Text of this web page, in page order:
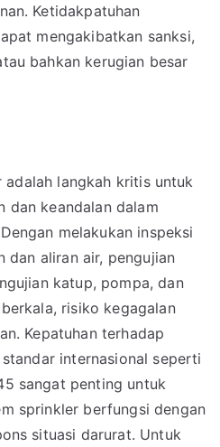
Ketidakpatuhan
mengakibatkan sanksi,
bahkan kerugian besar
adalah langkah kritis untuk
dan keandalan dalam
melakukan inspeksi
dan aliran air, pengujian
katup, pompa, dan
risiko kegagalan
Kepatuhan terhadap
internasional seperti
sangat penting untuk
sprinkler berfungsi dengan
situasi darurat. Untuk